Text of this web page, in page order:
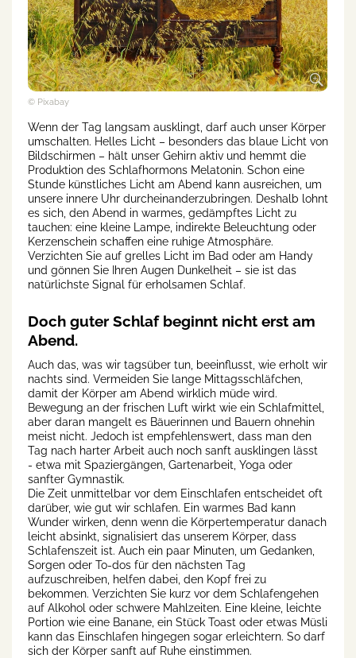
© Pixabay
Wenn der Tag langsam ausklingt, darf auch unser Körper
umschalten. Helles Licht – besonders das blaue Licht von
Bildschirmen – hält unser Gehirn aktiv und hemmt die
Produktion des Schlafhormons Melatonin. Schon eine
Stunde künstliches Licht am Abend kann ausreichen, um
unsere innere Uhr durcheinanderzubringen. Deshalb lohnt
es sich, den Abend in warmes, gedämpftes Licht zu
tauchen: eine kleine Lampe, indirekte Beleuchtung oder
Kerzenschein schaffen eine ruhige Atmosphäre.
Verzichten Sie auf grelles Licht im Bad oder am Handy
und gönnen Sie Ihren Augen Dunkelheit – sie ist das
natürlichste Signal für erholsamen Schlaf.
Doch guter Schlaf beginnt nicht erst am
Abend.
Auch das, was wir tagsüber tun, beeinflusst, wie erholt wir
nachts sind. Vermeiden Sie lange Mittagsschläfchen,
damit der Körper am Abend wirklich müde wird.
Bewegung an der frischen Luft wirkt wie ein Schlafmittel,
aber daran mangelt es Bäuerinnen und Bauern ohnehin
meist nicht. Jedoch ist empfehlenswert, dass man den
Tag nach harter Arbeit auch noch sanft ausklingen lässt
- etwa mit Spaziergängen, Gartenarbeit, Yoga oder
sanfter Gymnastik.
Die Zeit unmittelbar vor dem Einschlafen entscheidet oft
darüber, wie gut wir schlafen. Ein warmes Bad kann
Wunder wirken, denn wenn die Körpertemperatur danach
leicht absinkt, signalisiert das unserem Körper, dass
Schlafenszeit ist. Auch ein paar Minuten, um Gedanken,
Sorgen oder To-dos für den nächsten Tag
aufzuschreiben, helfen dabei, den Kopf frei zu
bekommen. Verzichten Sie kurz vor dem Schlafengehen
auf Alkohol oder schwere Mahlzeiten. Eine kleine, leichte
Portion wie eine Banane, ein Stück Toast oder etwas Müsli
kann das Einschlafen hingegen sogar erleichtern. So darf
sich der Körper sanft auf Ruhe einstimmen.